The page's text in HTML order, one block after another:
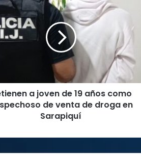
a joven de 19 años como
de venta de droga en
Sarapiquí